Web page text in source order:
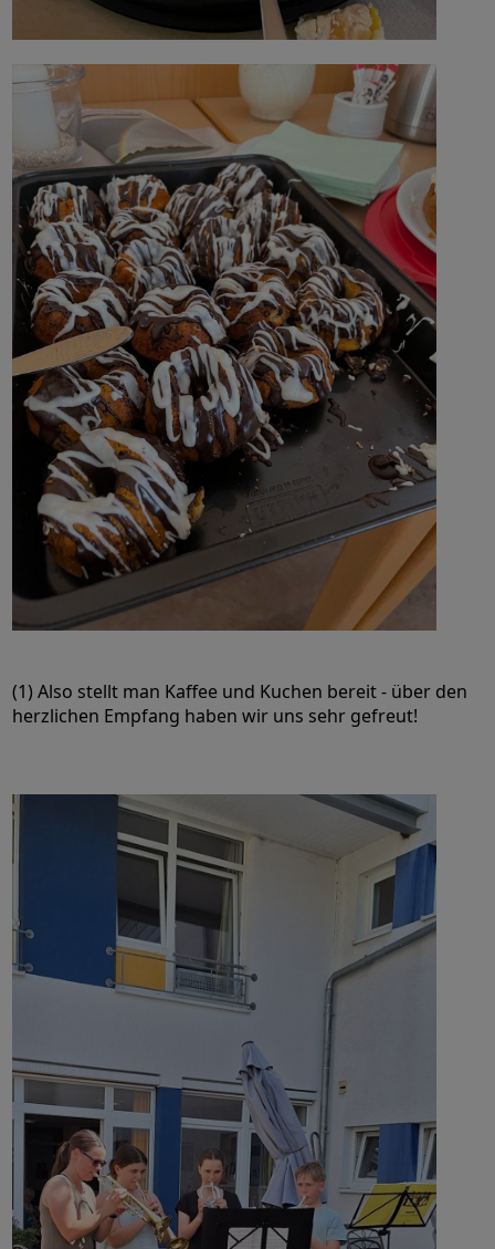
(1) Also stellt man Kaffee und Kuchen bereit - über den
herzlichen Empfang haben wir uns sehr gefreut!